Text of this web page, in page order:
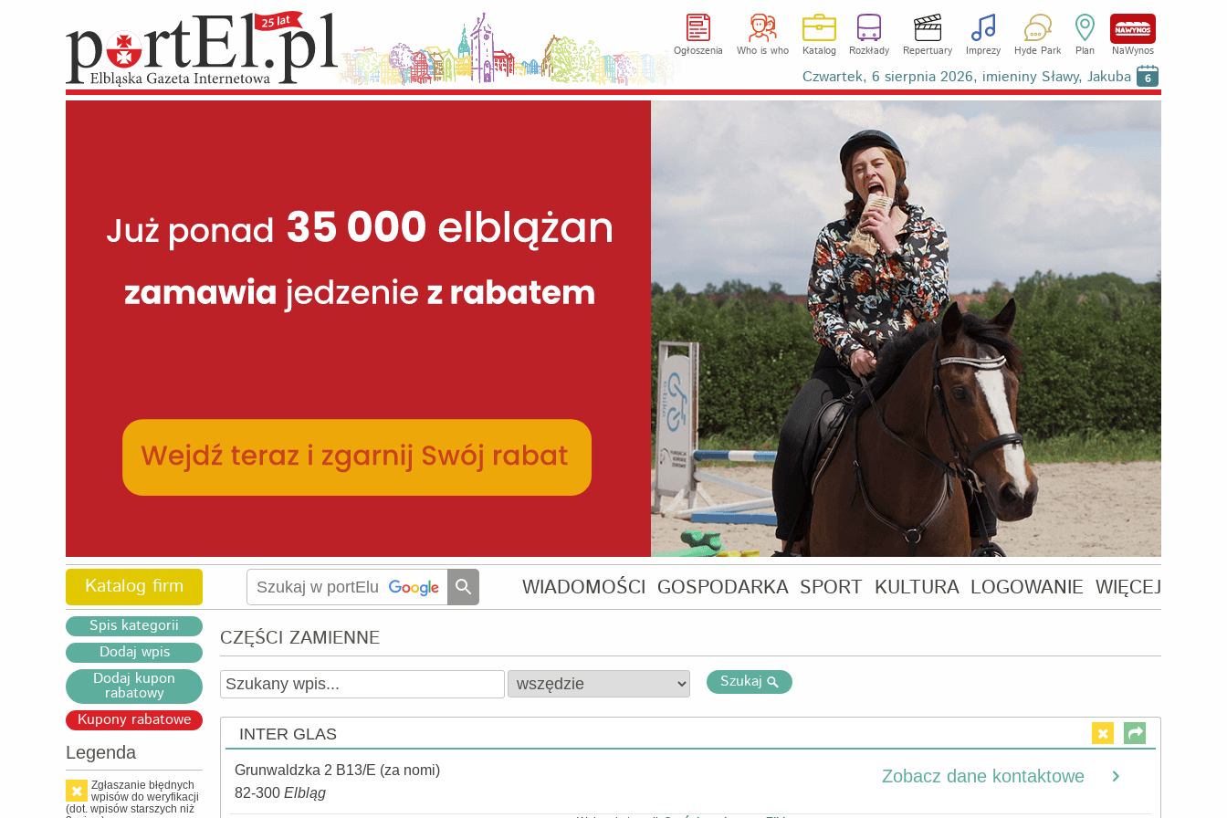
Ogłoszenia Who is who Katalog Rozkłady Repertuary Imprezy Hyde Park Plan NaWynos
Czwartek, 6 sierpnia 2026, imieniny Sławy, Jakuba 6
Katalog firm WIADOMOŚCI GOSPODARKA SPORT KULTURA LOGOWANIE WIĘCEJ
Spis kategorii
Dodaj wpis
Dodaj kupon
rabatowy
Kupony rabatowe
Legenda
Zgłaszanie błędnych
wpisów do weryfikacji
(dot. wpisów starszych niż
CZĘŚCI ZAMIENNE
Szukaj
INTER GLAS
Grunwaldzka 2 B13/E (za nomi)
82-300 Elbląg
Zobacz dane kontaktowe